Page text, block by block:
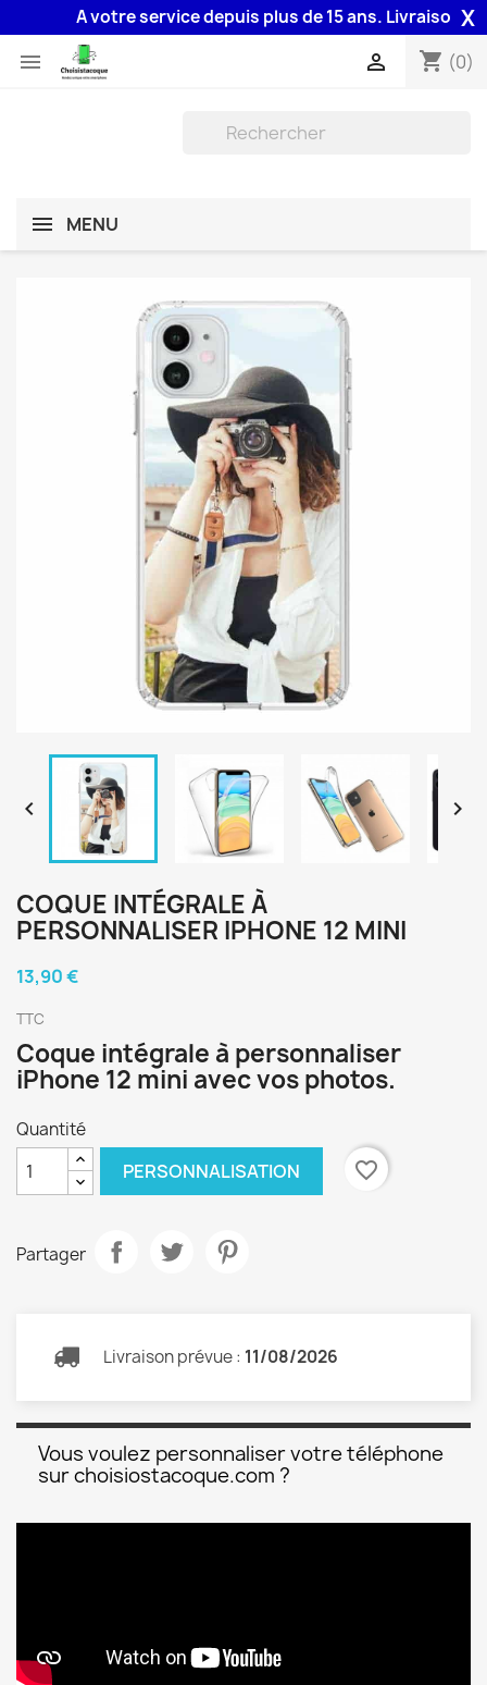
A votre service depuis plus de 15 ans. Livraison 48H
X
 shopping_cart (0)

MENU
 
COQUE INTÉGRALE À
PERSONNALISER IPHONE 12 MINI
13,90 €
TTC
Coque intégrale à personnaliser
iPhone 12 mini avec vos photos.
Quantité
PERSONNALISATION favorite_border
Partager
Livraison prévue : 11/08/2026
Vous voulez personnaliser votre téléphone
sur choisiostacoque.com ?